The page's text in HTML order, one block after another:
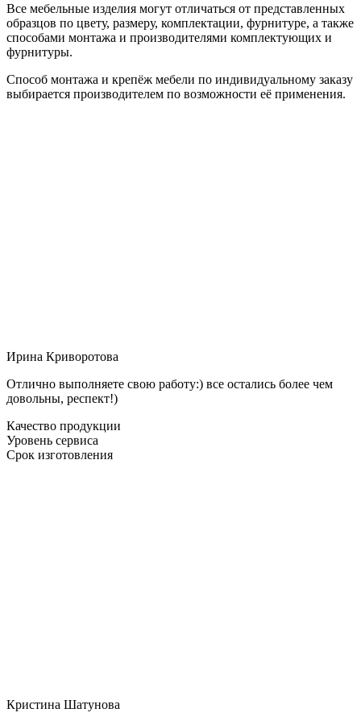
Все мебельные изделия могут отличаться от представленных
образцов по цвету, размеру, комплектации, фурнитуре, а также
способами монтажа и производителями комплектующих и
фурнитуры.
Способ монтажа и крепёж мебели по индивидуальному заказу
выбирается производителем по возможности её применения.
Ирина Криворотова
Отлично выполняете свою работу:) все остались более чем
довольны, респект!)
Качество продукции
Уровень сервиса
Срок изготовления
Кристина Шатунова